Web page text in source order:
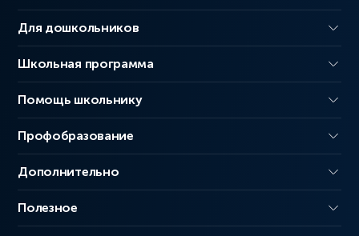
Для дошкольников
Школьная программа
Помощь школьнику
Профобразование
Дополнительно
Полезное